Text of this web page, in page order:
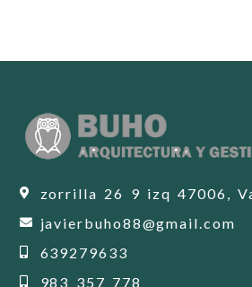
zorrilla 26 9 izq 47006,
javierbuho88@gmail.com
639279633
983 357 778